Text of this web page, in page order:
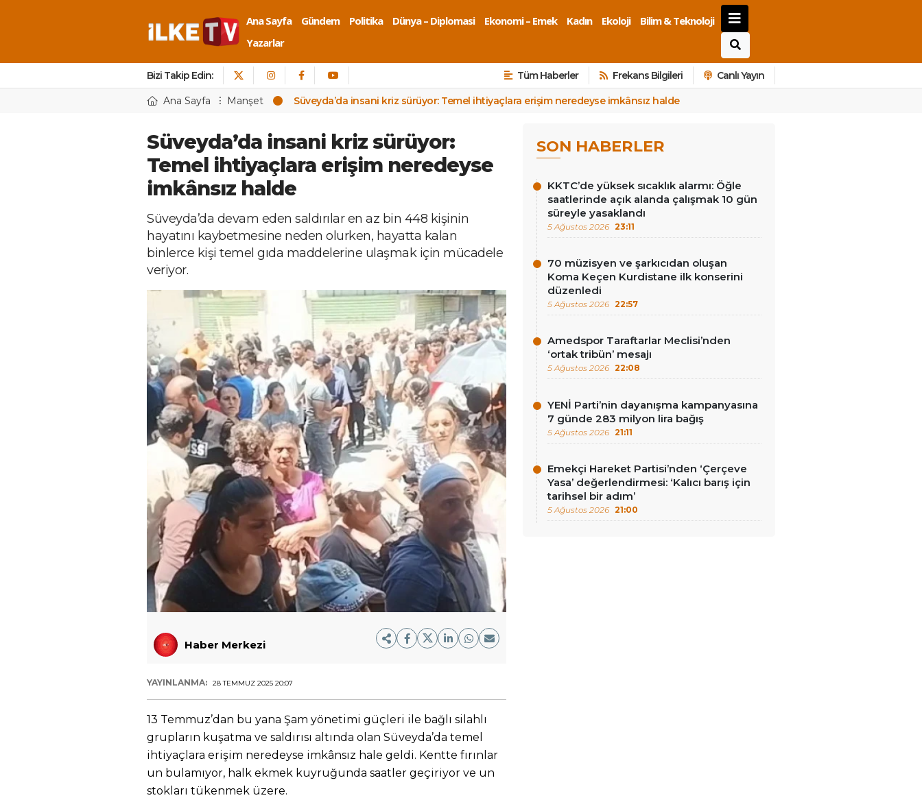
Ana Sayfa Gündem Politika Dünya – Diplomasi Ekonomi – Emek Kadın Ekoloji
Bilim & Teknoloji
Yazarlar
Bizi Takip Edin: Tüm Haberler Frekans Bilgileri Canlı Yayın
Ana Sayfa Manşet Süveyda’da insani kriz sürüyor: Temel ihtiyaçlara erişim neredeyse imkânsız halde
Süveyda’da insani kriz sürüyor:
Temel ihtiyaçlara erişim neredeyse
imkânsız halde
Süveyda’da devam eden saldırılar en az bin 448 kişinin
hayatını kaybetmesine neden olurken, hayatta kalan
binlerce kişi temel gıda maddelerine ulaşmak için mücadele
veriyor.
Haber Merkezi
YAYINLANMA: 28 TEMMUZ 2025 20:07
13 Temmuz’dan bu yana Şam yönetimi güçleri ile bağlı silahlı
grupların kuşatma ve saldırısı altında olan Süveyda’da temel
ihtiyaçlara erişim neredeyse imkânsız hale geldi. Kentte fırınlar
un bulamıyor, halk ekmek kuyruğunda saatler geçiriyor ve un
stokları tükenmek üzere.
SON HABERLER
KKTC’de yüksek sıcaklık alarmı: Öğle
saatlerinde açık alanda çalışmak 10 gün
süreyle yasaklandı
5 Ağustos 2026 23:11
70 müzisyen ve şarkıcıdan oluşan
Koma Keçen Kurdistane ilk konserini
düzenledi
5 Ağustos 2026 22:57
Amedspor Taraftarlar Meclisi’nden
‘ortak tribün’ mesajı
5 Ağustos 2026 22:08
YENİ Parti’nin dayanışma kampanyasına
7 günde 283 milyon lira bağış
5 Ağustos 2026 21:11
Emekçi Hareket Partisi’nden ‘Çerçeve
Yasa’ değerlendirmesi: ‘Kalıcı barış için
tarihsel bir adım’
5 Ağustos 2026 21:00